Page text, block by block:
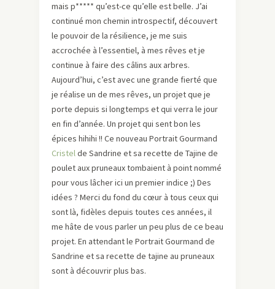
mais p***** qu’est-ce qu’elle est belle. J’ai
continué mon chemin introspectif, découvert
le pouvoir de la résilience, je me suis
accrochée à l’essentiel, à mes rêves et je
continue à faire des câlins aux arbres.
Aujourd’hui, c’est avec une grande fierté que
je réalise un de mes rêves, un projet que je
porte depuis si longtemps et qui verra le jour
en fin d’année. Un projet qui sent bon les
épices hihihi !! Ce nouveau Portrait Gourmand
Cristelde Sandrine et sa recette de Tajine de
poulet aux pruneaux tombaient à point nommé
pour vous lâcher ici un premier indice ;) Des
idées ? Merci du fond du cœur à tous ceux qui
sont là, fidèles depuis toutes ces années, il
me hâte de vous parler un peu plus de ce beau
projet. En attendant le Portrait Gourmand de
Sandrine et sa recette de tajine au pruneaux
sont à découvrir plus bas.